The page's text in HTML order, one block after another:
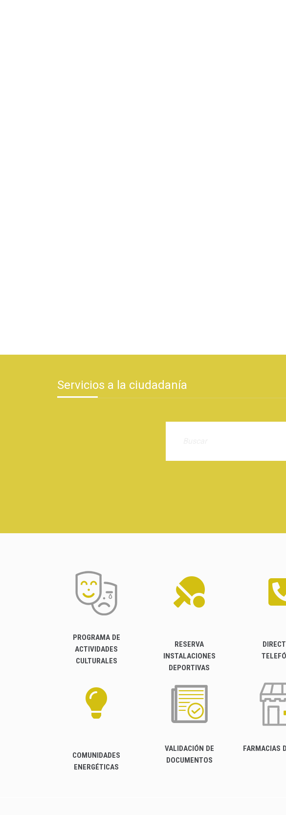
Servicios a la ciudadanía
PROGRAMA DE
ACTIVIDADES
CULTURALES
RESERVA
INSTALACIONES
DEPORTIVAS
COMUNIDADES
ENERGÉTICAS
VALIDACIÓN DE
DOCUMENTOS
FARMACIAS